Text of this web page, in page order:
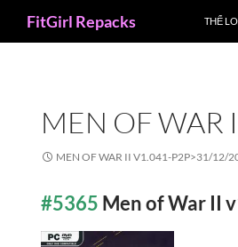
FitGirl Repacks THỂ
MEN OF WAR
MEN OF WAR II V1.041-P2P>31/12/
#5365 Men of War II